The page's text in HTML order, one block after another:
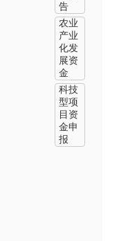
告
农业
产业
化发
展资
金
科技
型项
目资
金申
报